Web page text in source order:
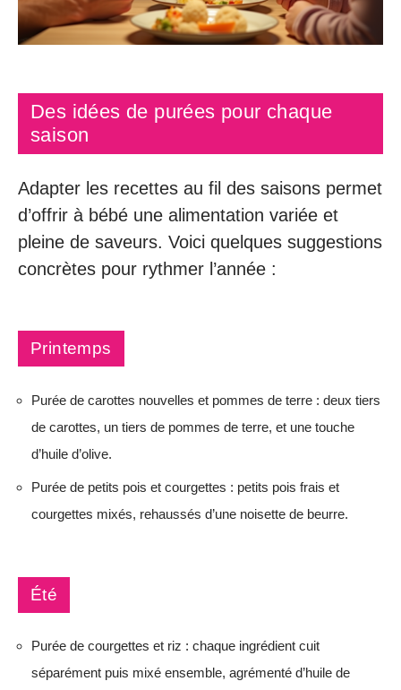
Des idées de purées pour chaque
saison
Adapter les recettes au fil des saisons permet
d’offrir à bébé une alimentation variée et
pleine de saveurs. Voici quelques suggestions
concrètes pour rythmer l’année :
Printemps
Purée de carottes nouvelles et pommes de terre : deux tiers
de carottes, un tiers de pommes de terre, et une touche
d’huile d’olive.
Purée de petits pois et courgettes : petits pois frais et
courgettes mixés, rehaussés d’une noisette de beurre.
Été
Purée de courgettes et riz : chaque ingrédient cuit
séparément puis mixé ensemble, agrémenté d’huile de